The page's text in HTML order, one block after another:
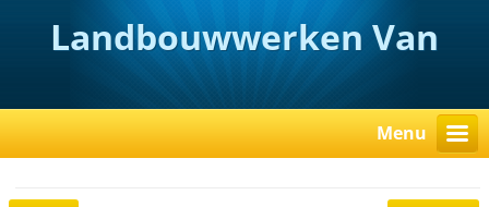
Landbouwwerken Van
Rooy
Menu